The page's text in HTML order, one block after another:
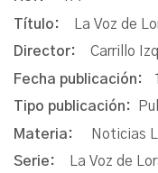
Título:
La Voz de
Director: Carrillo
Fecha publicación:
Tipo publicación:
Materia:
Noticias
Serie:
La Voz de